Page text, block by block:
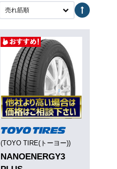
売れ筋順
(TOYO TIRE(トーヨー))
NANOENERGY3